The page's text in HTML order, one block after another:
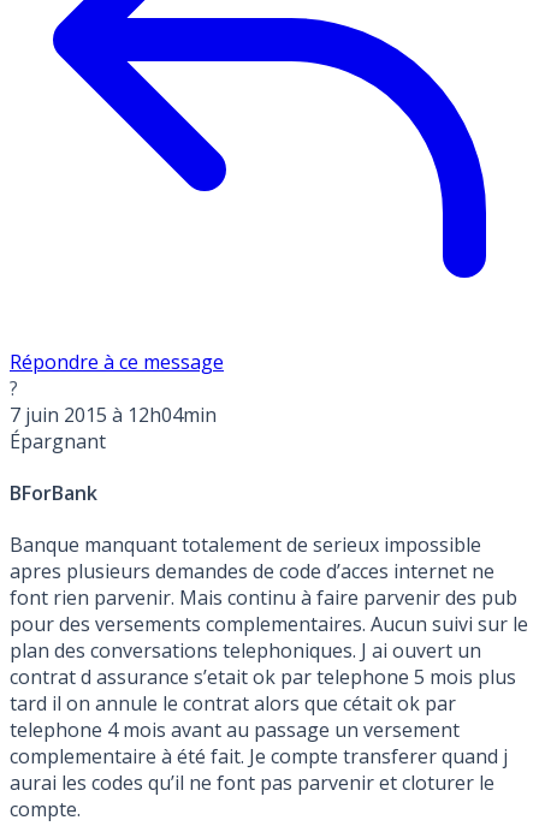
Répondre à ce message
?
7 juin 2015 à 12h04min
Épargnant
BForBank
Banque manquant totalement de serieux impossible
apres plusieurs demandes de code d’acces internet ne
font rien parvenir. Mais continu à faire parvenir des pub
pour des versements complementaires. Aucun suivi sur le
plan des conversations telephoniques. J ai ouvert un
contrat d assurance s’etait ok par telephone 5 mois plus
tard il on annule le contrat alors que cétait ok par
telephone 4 mois avant au passage un versement
complementaire à été fait. Je compte transferer quand j
aurai les codes qu’il ne font pas parvenir et cloturer le
compte.